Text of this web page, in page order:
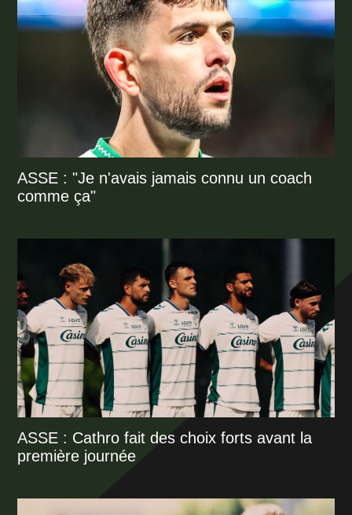
ASSE : "Je n'avais jamais connu un coach
comme ça"
ASSE : Cathro fait des choix forts avant la
première journée